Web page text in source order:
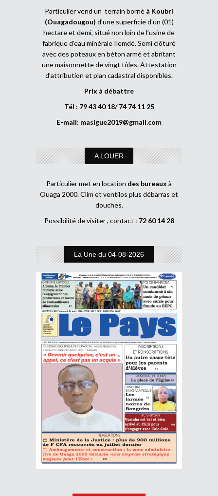
Particulier vend un terrain borné à Koubri
(Ouagadougou) d’une superficie d’un (01)
hectare et demi, situé non loin de l’usine de
fabrique d’eau minérale Ilemdé. Semi clôturé
avec des poteaux en béton armé et abritant
une maisonnette de vingt tôles. Attestation
d’attribution et plan cadastral disponibles.
Prix à débattre
Tél : 79 43 40 18/ 74 74 11 25
E-mail: masigue2019@gmail.com
A LOUER
Particulier met en location des bureaux à
Ouaga 2000. Clim et ventilos plus débarras et
douches.
Possibilité de visiter , contact : 72 60 14 28
La Une du 04-08-2026